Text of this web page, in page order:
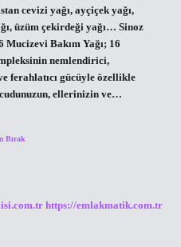
cevizi yağı, ayçiçek yağı,
üzüm çekirdeği yağı… Sinoz
Bakım Yağı; 16
nemlendirici,
ferahlatıcı gücüyle özellikle
ellerinizin ve…
Bırak
https://emlakmatik.com.tr